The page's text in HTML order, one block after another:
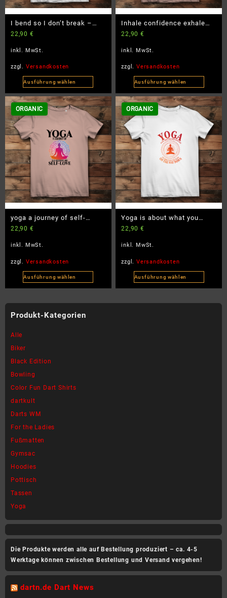
der
Produktseite
gewählt
werden
der
Produktseite
gewählt
werden
I bend so I don’t break –
Damen Premium Bio T-Shirt
22,90 €
inkl. MwSt.
zzgl. Versandkosten
Ausführung wählen
Dieses
Produkt
weist
mehrere
Varianten
auf.
Die
Optionen
können
auf
der
Produktseite
gewählt
werden
Inhale confidence exhale
doubt – Damen Premium
Bio T-Shirt
22,90€
inkl. MwSt.
zzgl.Versandkosten
Ausführung wählen
Dieses
Produkt
weist
mehrere
Varianten
auf.
Die
Optionen
können
auf
der
Produktseite
gewählt
werden
ORGANIC
yoga a journey of self-
discovery and self-love –
Damen Premium Bio T-Shirt
22,90 €
inkl. MwSt.
zzgl. Versandkosten
Ausführung wählen
Dieses
mehrere
Die
Optionen
können
Produktseite
gewählt
werden
ORGANIC
Yoga is about what you
learn – Damen Premium Bio
T-Shirt
22,90€
inkl. MwSt.
zzgl.Versandkosten
Ausführung wählen
Dieses
Produkt-Kategorien
Alle
Biker
Black Edition
Bowling
Color Fun Dart Shirts
dartkult
Darts WM
For the Ladies
Fußmatten
Gymsac
Hoodies
Pottisch
Tassen
Yoga
Die Produkte werden alle auf Bestellung produziert – ca. 4-5
Werktage können zwischen Bestellung und Versand vergehen!
dartn.de Dart News